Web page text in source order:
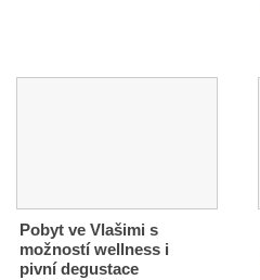
Pobyt ve Vlašimi s
možností wellness i
pivní degustace